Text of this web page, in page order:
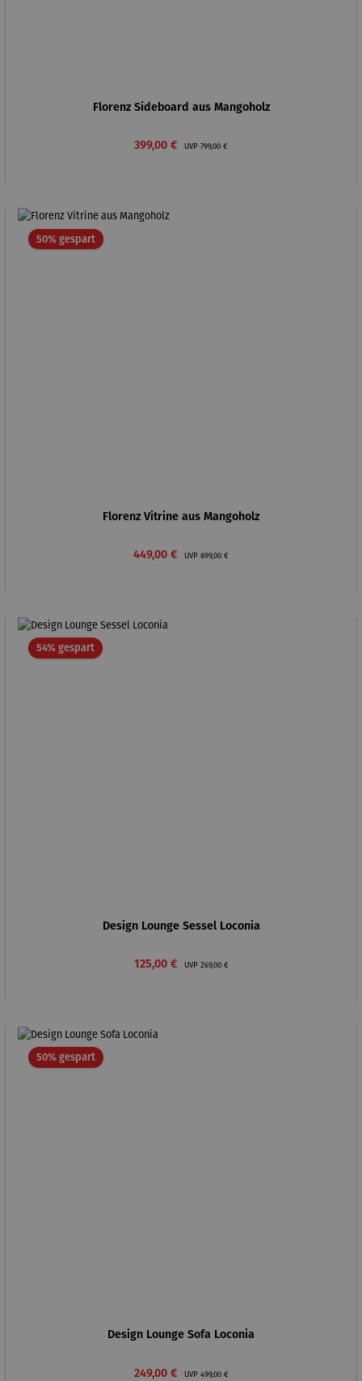
Florenz Sideboard aus Mangoholz
Verkaufspreis:
399,00 € UVP Regulärer Preis:
799,00 €
50% gespartRabatt
Florenz Vitrine aus Mangoholz
Verkaufspreis:
449,00 € UVP Regulärer Preis:
899,00 €
54% gespartRabatt
Design Lounge Sessel Loconia
Verkaufspreis:
125,00 € UVP Regulärer Preis:
269,00 €
50% gespartRabatt
Design Lounge Sofa Loconia
Verkaufspreis:
249,00 € UVP Regulärer Preis:
499,00 €